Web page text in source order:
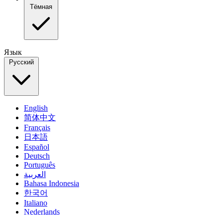
Тёмная
Язык
Русский
English
简体中文
Français
日本語
Español
Deutsch
Português
العربية
Bahasa Indonesia
한국어
Italiano
Nederlands